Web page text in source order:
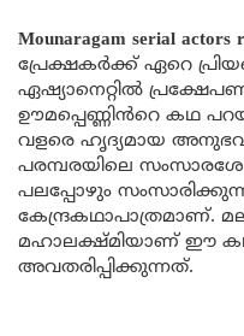
Mounaragam serial actors
പ്രേക്ഷകർക്ക് ഏറെ
ഏഷ്യാനെറ്റിൽ
ഊമപ്പെണ്ണിൻറെ കഥ
വളരെ ഹൃദ്യമായ
പരമ്പരയിലെ
പലപ്പോഴും
കേന്ദ്രകഥാപാത്രമാണ്.
മഹാലക്ഷ്മിയാണ് ഈ
അവതരിപ്പിക്കുന്നത്.